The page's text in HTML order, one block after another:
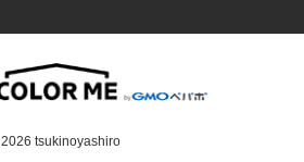
2026 tsukinoyashiro